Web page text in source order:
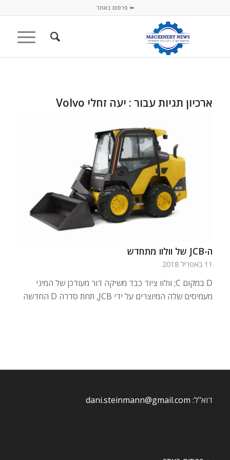
⬅ פרסום באתר
ארכיון תגיות עבור : יעה זחלי Volvo
ה-JCB של וולוו מתחדש
11 באפריל 2018
D במקום C; וולוו ציוד כבד משיקה דור מעודכן של המיני
מעמיסים שלה המיוצרים על ידי JCB, תחת סדרה D החדשה
דוא"ל: dani.steinmann@gmail.com